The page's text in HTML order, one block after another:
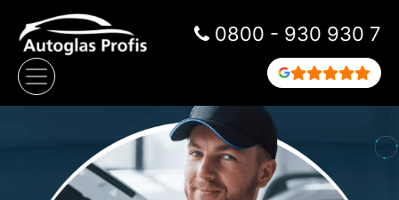
Zum Inhalt springen
Hauptnavigation
0800 - 930 930 7